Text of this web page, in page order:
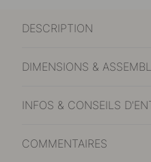
DESCRIPTION
DIMENSIONS &
INFOS & CONSEILS
COMMENTAIRES